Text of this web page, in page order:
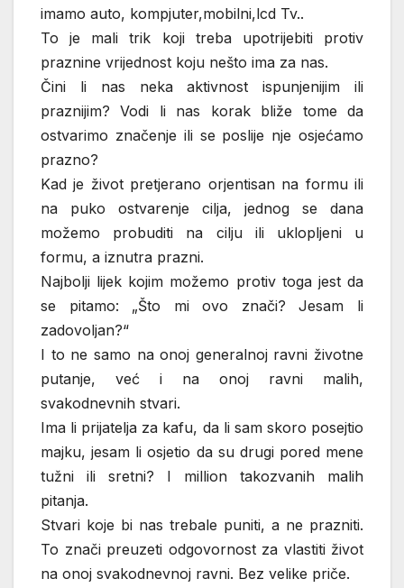
imamo auto, kompjuter,mobilni,lcd Tv..
To je mali trik koji treba upotrijebiti protiv
praznine vrijednost koju nešto ima za nas.
Čini li nas neka aktivnost ispunjenijim ili
praznijim? Vodi li nas korak bliže tome da
ostvarimo značenje ili se poslije nje osjećamo
prazno?
Kad je život pretjerano orjentisan na formu ili
na puko ostvarenje cilja, jednog se dana
možemo probuditi na cilju ili uklopljeni u
formu, a iznutra prazni.
Najbolji lijek kojim možemo protiv toga jest da
se pitamo: „Što mi ovo znači? Jesam li
zadovoljan?“
I to ne samo na onoj generalnoj ravni životne
putanje, već i na onoj ravni malih,
svakodnevnih stvari.
Ima li prijatelja za kafu, da li sam skoro posejtio
majku, jesam li osjetio da su drugi pored mene
tužni ili sretni? I million takozvanih malih
pitanja.
Stvari koje bi nas trebale puniti, a ne prazniti.
To znači preuzeti odgovornost za vlastiti život
na onoj svakodnevnoj ravni. Bez velike priče.